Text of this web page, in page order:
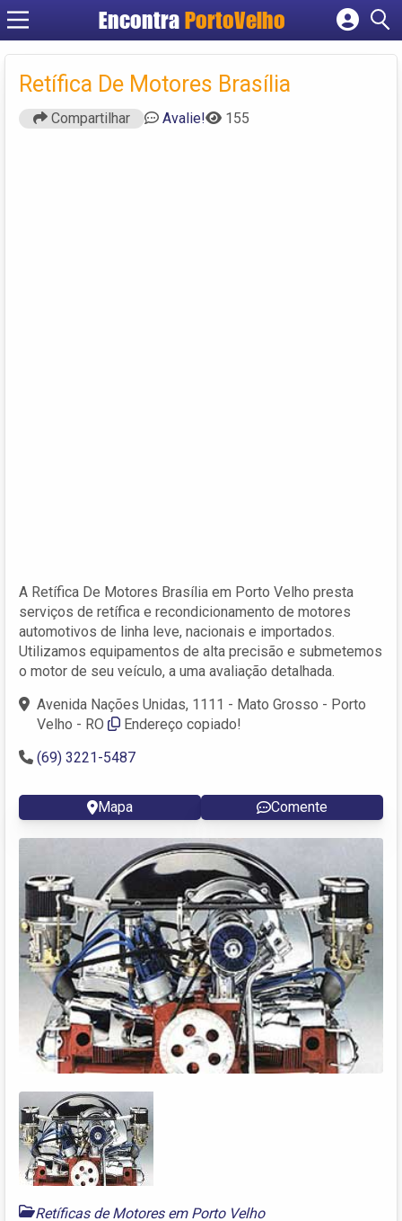
EncontraPortoVelho
Cadastrar empresa
Criar conta
Retífica De Motores Brasília
Compartilhar Avalie! 155
A Retífica De Motores Brasília em Porto Velho presta
serviços de retífica e recondicionamento de motores
automotivos de linha leve, nacionais e importados.
Utilizamos equipamentos de alta precisão e submetemos
o motor de seu veículo, a uma avaliação detalhada.
Avenida Nações Unidas, 1111 - Mato Grosso - Porto
Velho - RO
Endereço copiado!
(69) 3221-5487
Mapa Comente
Retíficas de Motores em Porto Velho